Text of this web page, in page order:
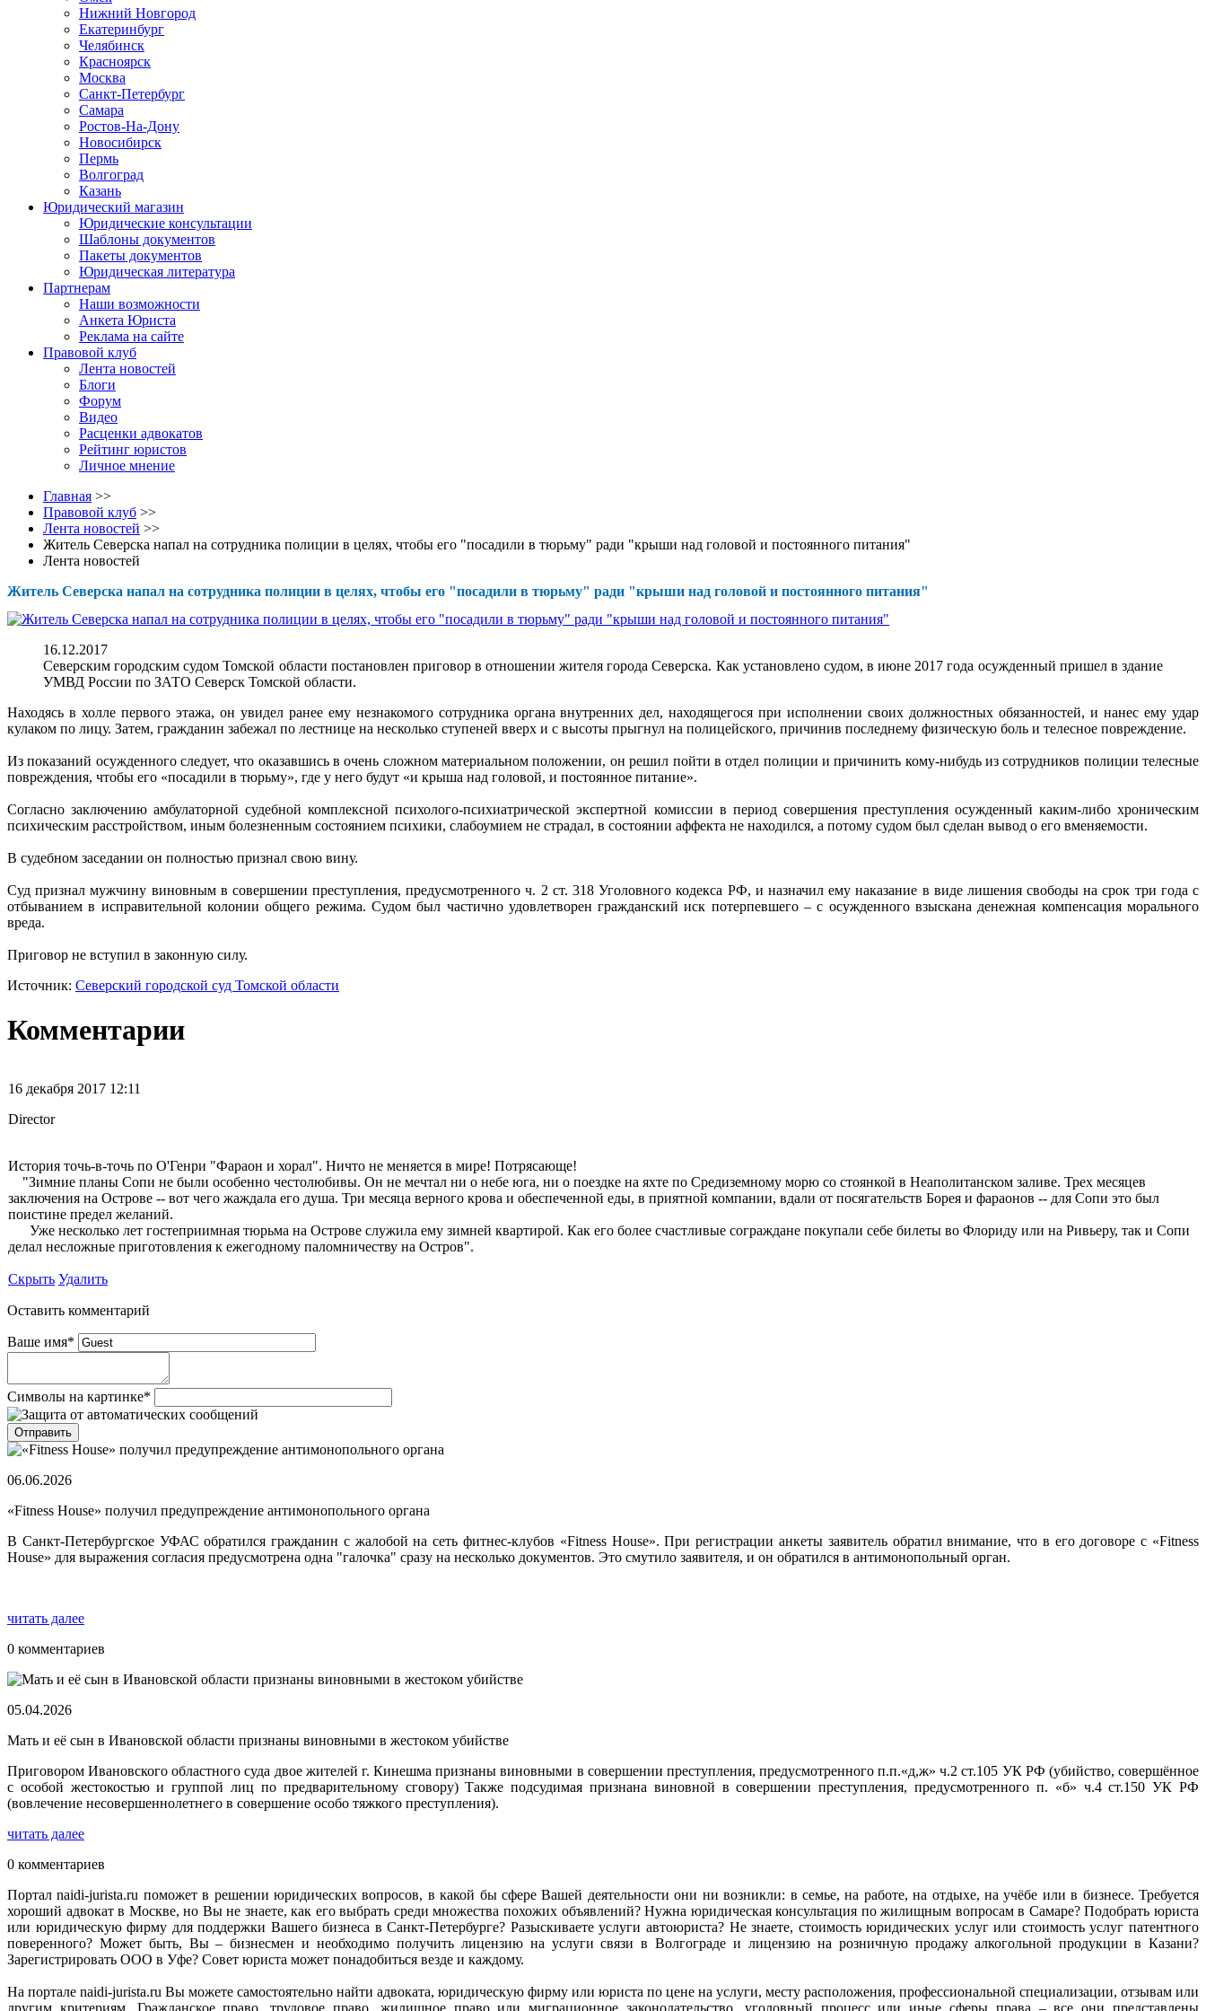
Нижний Новгород
Екатеринбург
Челябинск
Красноярск
Москва
Санкт-Петербург
Самара
Ростов-На-Дону
Новосибирск
Пермь
Волгоград
Казань
Юридический магазин
Юридические консультации
Шаблоны документов
Пакеты документов
Юридическая литература
Партнерам
Наши возможности
Анкета Юриста
Реклама на сайте
Правовой клуб
Лента новостей
Блоги
Форум
Видео
Расценки адвокатов
Рейтинг юристов
Личное мнение
Главная >>
Правовой клуб >>
Лента новостей >>
Житель Северска напал на сотрудника полиции в целях, чтобы его "посадили в тюрьму" ради "крыши над головой и постоянного питания"
Лента новостей
Житель Северска напал на сотрудника полиции в целях, чтобы его "посадили в тюрьму" ради "крыши над головой и постоянного питания"
16.12.2017
Северским городским судом Томской области постановлен приговор в отношении жителя города Северска. Как установлено судом, в июне 2017 года осужденный пришел в здание
УМВД России по ЗАТО Северск Томской области.
Находясь в холле первого этажа, он увидел ранее ему незнакомого сотрудника органа внутренних дел, находящегося при исполнении своих должностных обязанностей, и нанес ему удар
кулаком по лицу. Затем, гражданин забежал по лестнице на несколько ступеней вверх и с высоты прыгнул на полицейского, причинив последнему физическую боль и телесное повреждение.
Из показаний осужденного следует, что оказавшись в очень сложном материальном положении, он решил пойти в отдел полиции и причинить кому-нибудь из сотрудников полиции телесные
повреждения, чтобы его «посадили в тюрьму», где у него будут «и крыша над головой, и постоянное питание».
Согласно заключению амбулаторной судебной комплексной психолого-психиатрической экспертной комиссии в период совершения преступления осужденный каким-либо хроническим
психическим расстройством, иным болезненным состоянием психики, слабоумием не страдал, в состоянии аффекта не находился, а потому судом был сделан вывод о его вменяемости.
В судебном заседании он полностью признал свою вину.
Суд признал мужчину виновным в совершении преступления, предусмотренного ч. 2 ст. 318 Уголовного кодекса РФ, и назначил ему наказание в виде лишения свободы на срок три года с
отбыванием в исправительной колонии общего режима. Судом был частично удовлетворен гражданский иск потерпевшего – с осужденного взыскана денежная компенсация морального
вреда.
Приговор не вступил в законную силу.
Источник: Северский городской суд Томской области
Комментарии
16 декабря 2017 12:11
Director
История точь-в-точь по О'Генри "Фараон и хорал". Ничто не меняется в мире! Потрясающе!
"Зимние планы Сопи не были особенно честолюбивы. Он не мечтал ни о небе юга, ни о поездке на яхте по Средиземному морю со стоянкой в Неаполитанском заливе. Трех месяцев
заключения на Острове -- вот чего жаждала его душа. Три месяца верного крова и обеспеченной еды, в приятной компании, вдали от посягательств Борея и фараонов -- для Сопи это был
поистине предел желаний.
Уже несколько лет гостеприимная тюрьма на Острове служила ему зимней квартирой. Как его более счастливые сограждане покупали себе билеты во Флориду или на Ривьеру, так и Сопи
делал несложные приготовления к ежегодному паломничеству на Остров".
Скрыть Удалить
Оставить комментарий
Ваше имя*
Символы на картинке*
06.06.2026
«Fitness House» получил предупреждение антимонопольного органа
В Санкт-Петербургское УФАС обратился гражданин с жалобой на сеть фитнес-клубов «Fitness House». При регистрации анкеты заявитель обратил внимание, что в его договоре с «Fitness
House» для выражения согласия предусмотрена одна "галочка" сразу на несколько документов. Это смутило заявителя, и он обратился в антимонопольный орган.
читать далее
0 комментариев
05.04.2026
Мать и её сын в Ивановской области признаны виновными в жестоком убийстве
Приговором Ивановского областного суда двое жителей г. Кинешма признаны виновными в совершении преступления, предусмотренного п.п.«д,ж» ч.2 ст.105 УК РФ (убийство, совершённое
с особой жестокостью и группой лиц по предварительному сговору) Также подсудимая признана виновной в совершении преступления, предусмотренного п. «б» ч.4 ст.150 УК РФ
(вовлечение несовершеннолетнего в совершение особо тяжкого преступления).
читать далее
0 комментариев
Портал naidi-jurista.ru поможет в решении юридических вопросов, в какой бы сфере Вашей деятельности они ни возникли: в семье, на работе, на отдыхе, на учёбе или в бизнесе. Требуется
хороший адвокат в Москве, но Вы не знаете, как его выбрать среди множества похожих объявлений? Нужна юридическая консультация по жилищным вопросам в Самаре? Подобрать юриста
или юридическую фирму для поддержки Вашего бизнеса в Санкт-Петербурге? Разыскиваете услуги автоюриста? Не знаете, стоимость юридических услуг или стоимость услуг патентного
поверенного? Может быть, Вы – бизнесмен и необходимо получить лицензию на услуги связи в Волгограде и лицензию на розничную продажу алкогольной продукции в Казани?
Зарегистрировать ООО в Уфе? Совет юриста может понадобиться везде и каждому.
На портале naidi-jurista.ru Вы можете самостоятельно найти адвоката, юридическую фирму или юриста по цене на услуги, месту расположения, профессиональной специализации, отзывам или